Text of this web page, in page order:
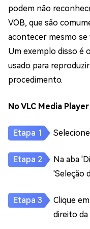
podem não
VOB, que são
acontecer mesmo se
Um exemplo disso é
usado para
procedimento.
No VLC Media Player
Na aba
'Seleção
Clique
direito da